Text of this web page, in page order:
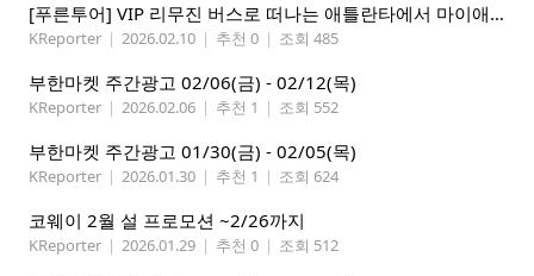
[푸른투어] VIP 리무진 버스로 떠나는 애틀란타에서 마이애미까지
KReporter | 2026.02.10 | 추천 0 | 조회 485
부한마켓 주간광고 02/06(금) - 02/12(목)
KReporter | 2026.02.06 | 추천 1 | 조회 552
부한마켓 주간광고 01/30(금) - 02/05(목)
KReporter | 2026.01.30 | 추천 1 | 조회 624
코웨이 2월 설 프로모션 ~2/26까지
KReporter | 2026.01.29 | 추천 0 | 조회 512